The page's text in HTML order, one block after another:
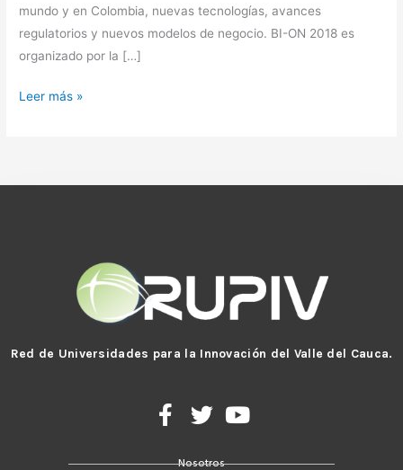
mundo y en Colombia, nuevas tecnologías, avances
regulatorios y nuevos modelos de negocio. BI-ON 2018 es
organizado por la […]
Leer más »
Red de Universidades para la Innovación del Valle del Cauca.
F
a
T
w
Y
o
Nosotros